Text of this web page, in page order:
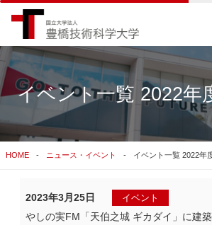
検索結果をもっと見る
イベント一覧 2022年
HOME ニュース・イベント イベント一覧 2022年
2023年3月25日 イベント
やしの実FM「天伯之城 ギカダイ」に建